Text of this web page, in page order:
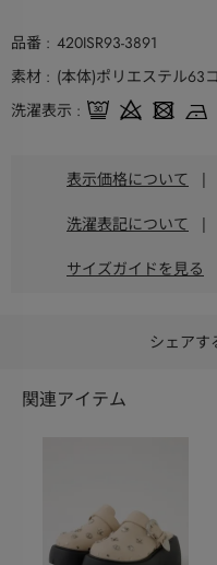
品番
420ISR93-3891
素材
(本体)ポリエステル63
洗濯表示
表示価格について |
洗濯表記について |
サイズガイドを見る
シェアす
関連アイテム